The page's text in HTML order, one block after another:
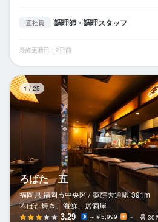
正社員 調理師・調理スタッフ
最終更新日：2日前
1 / 25
ろばた 五
福岡県 福岡市中央区 / 薬院大通駅 391m
ろばた焼き、海鮮、居酒屋
3.29 ～￥5,999 － 30